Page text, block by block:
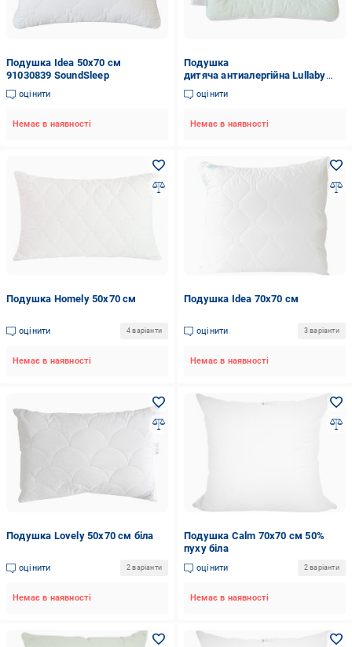
Подушка Idea 50x70 см
91030839 SoundSleep
оцінити
Немає в наявності
Подушка
дитяча антиалергійна Lullaby
40x60 см 91138344 SoundSleep
оцінити
Немає в наявності
Подушка Homely 50х70 см
оцінити 4 варіанти
Немає в наявності
Подушка Idea 70x70 см
оцінити 3 варіанти
Немає в наявності
Подушка Lovely 50x70 см біла
оцінити 2 варіанти
Немає в наявності
Подушка Calm 70x70 см 50%
пуху біла
оцінити 2 варіанти
Немає в наявності